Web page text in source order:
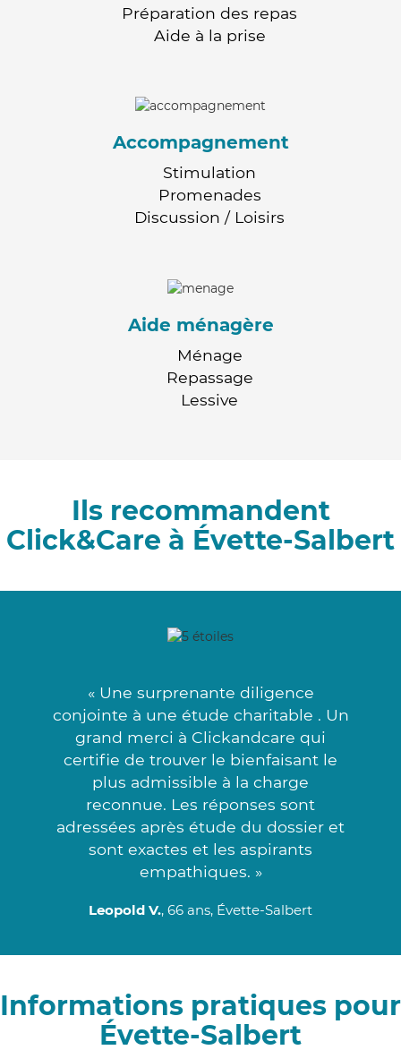
Préparation des repas
Aide à la prise
Accompagnement
Stimulation
Promenades
Discussion / Loisirs
Aide ménagère
Ménage
Repassage
Lessive
Ils recommandent
Click&Care à Évette-Salbert
« Une surprenante diligence
conjointe à une étude charitable . Un
grand merci à Clickandcare qui
certifie de trouver le bienfaisant le
plus admissible à la charge
reconnue. Les réponses sont
adressées après étude du dossier et
sont exactes et les aspirants
empathiques. »
Leopold V., 66 ans, Évette-Salbert
Informations pratiques pour
Évette-Salbert